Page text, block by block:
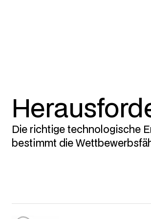
Die richtige technologische
bestimmt die